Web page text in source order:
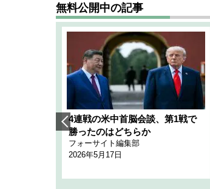
無料公開中の記事
4連戦の米中首脳会談、第1戦で
勝ったのはどちらか
フォーサイト編集部
2026年5月17日